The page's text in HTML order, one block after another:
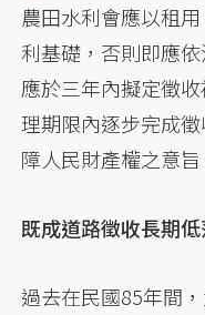
農田水利會應以租
利基礎，否則即應
應於三年內擬定徵
理期限內逐步完成
障人民財產權之意旨
既成道路徵收長期
過去在民國85年間